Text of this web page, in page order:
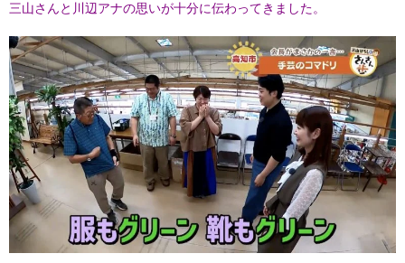
三山さんと川辺アナの思いが十分に伝わってきました。